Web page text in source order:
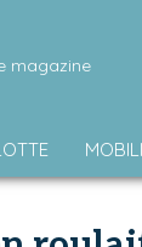
magazine